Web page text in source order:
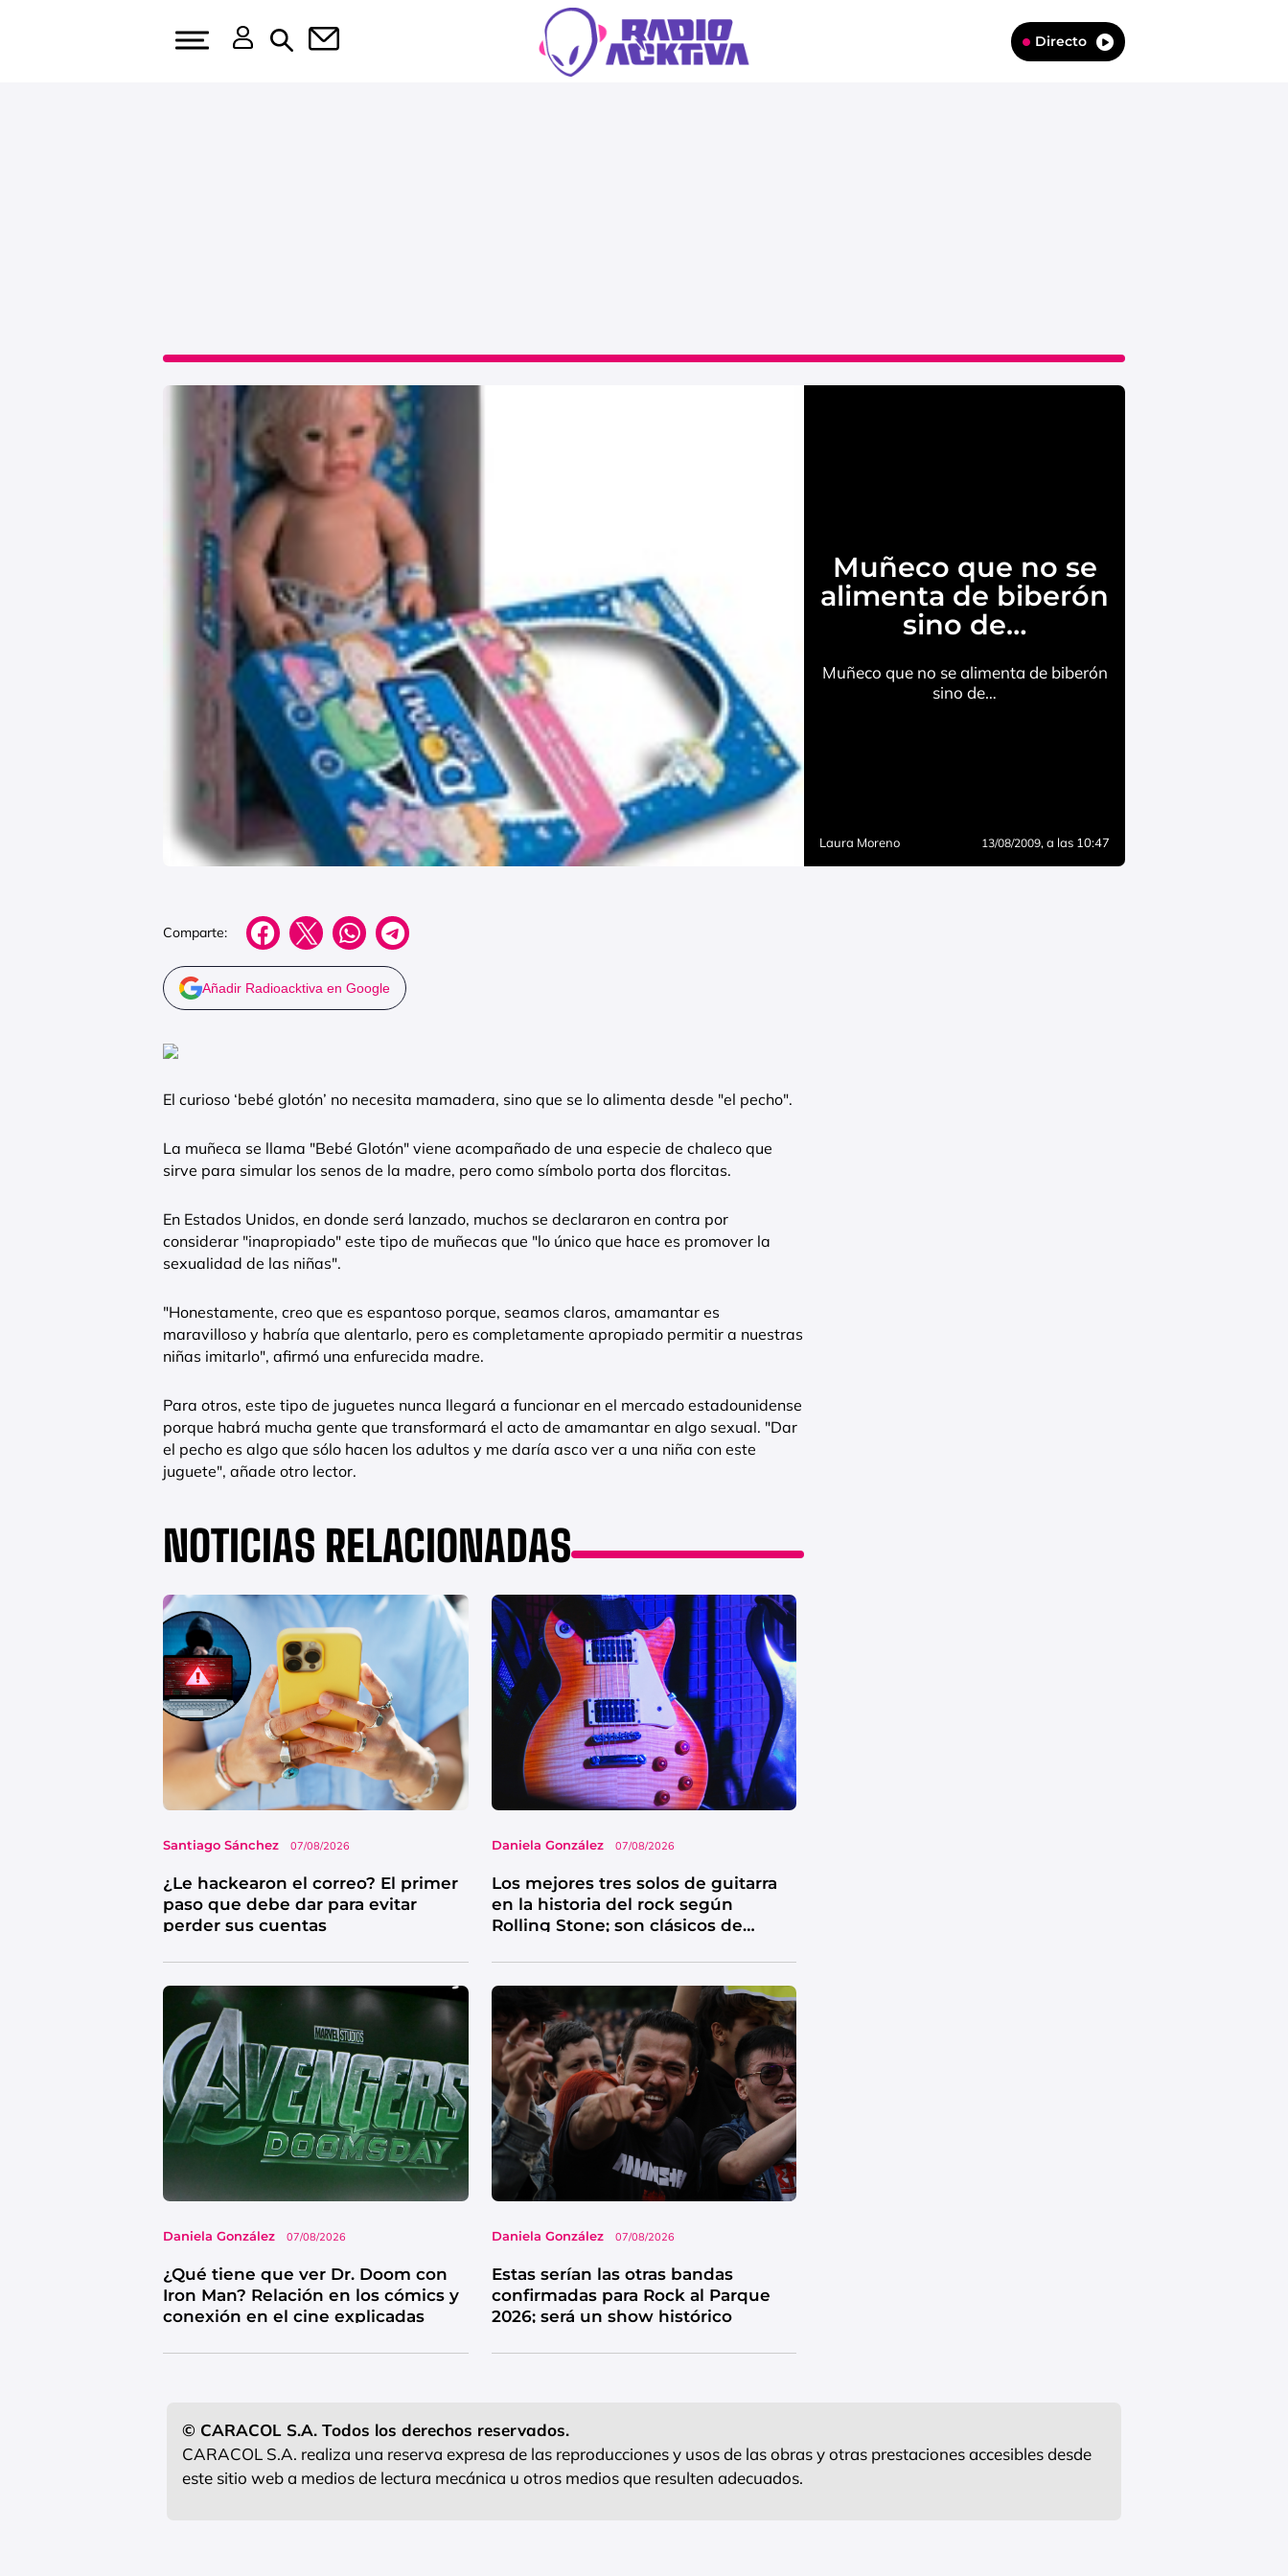
Directo
Muñeco que no se
alimenta de biberón
sino de…
Muñeco que no se alimenta de biberón
sino de…
Laura Moreno 13/08/2009, a las 10:47
Comparte:
Añadir Radioacktiva en Google
El curioso ‘bebé glotón’ no necesita mamadera, sino que se lo alimenta desde "el pecho".
La muñeca se llama "Bebé Glotón" viene acompañado de una especie de chaleco que
sirve para simular los senos de la madre, pero como símbolo porta dos florcitas.
En Estados Unidos, en donde será lanzado, muchos se declararon en contra por
considerar "inapropiado" este tipo de muñecas que "lo único que hace es promover la
sexualidad de las niñas".
"Honestamente, creo que es espantoso porque, seamos claros, amamantar es
maravilloso y habría que alentarlo, pero es completamente apropiado permitir a nuestras
niñas imitarlo", afirmó una enfurecida madre.
Para otros, este tipo de juguetes nunca llegará a funcionar en el mercado estadounidense
porque habrá mucha gente que transformará el acto de amamantar en algo sexual. "Dar
el pecho es algo que sólo hacen los adultos y me daría asco ver a una niña con este
juguete", añade otro lector.
NOTICIAS RELACIONADAS
Santiago Sánchez 07/08/2026
¿Le hackearon el correo? El primer
paso que debe dar para evitar
perder sus cuentas
Daniela González 07/08/2026
Los mejores tres solos de guitarra
en la historia del rock según
Rolling Stone; son clásicos de
Daniela González 07/08/2026
¿Qué tiene que ver Dr. Doom con
Iron Man? Relación en los cómics y
conexión en el cine explicadas
Daniela González 07/08/2026
Estas serían las otras bandas
confirmadas para Rock al Parque
2026; será un show histórico
© CARACOL S.A. Todos los derechos reservados.
CARACOL S.A. realiza una reserva expresa de las reproducciones y usos de las obras y otras prestaciones accesibles desde
este sitio web a medios de lectura mecánica u otros medios que resulten adecuados.